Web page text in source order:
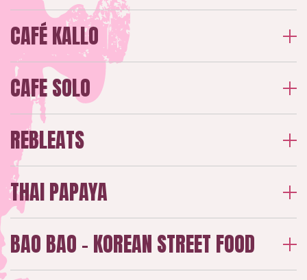
CAFÉ KALLO
CAFE SOLO
REBLEATS
THAI PAPAYA
BAO BAO - KOREAN STREET FOOD